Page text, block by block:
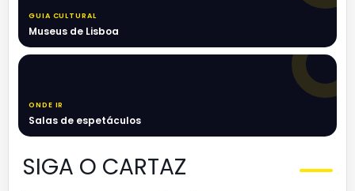
GUIA CULTURAL
Museus de Lisboa
ONDE IR
Salas de espetáculos
SIGA O CARTAZ